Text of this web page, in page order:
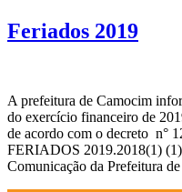
Feriados 2019
A prefeitura de Camocim
do exercício financeiro de
de acordo com o decreto n°
FERIADOS
Comunicação da Prefeitura